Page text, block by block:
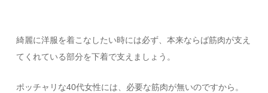
綺麗に洋服を着こなしたい時には必ず、本来ならば筋肉が支え
てくれている部分を下着で支えましょう。
ポッチャリな40代女性には、必要な筋肉が無いのですから。